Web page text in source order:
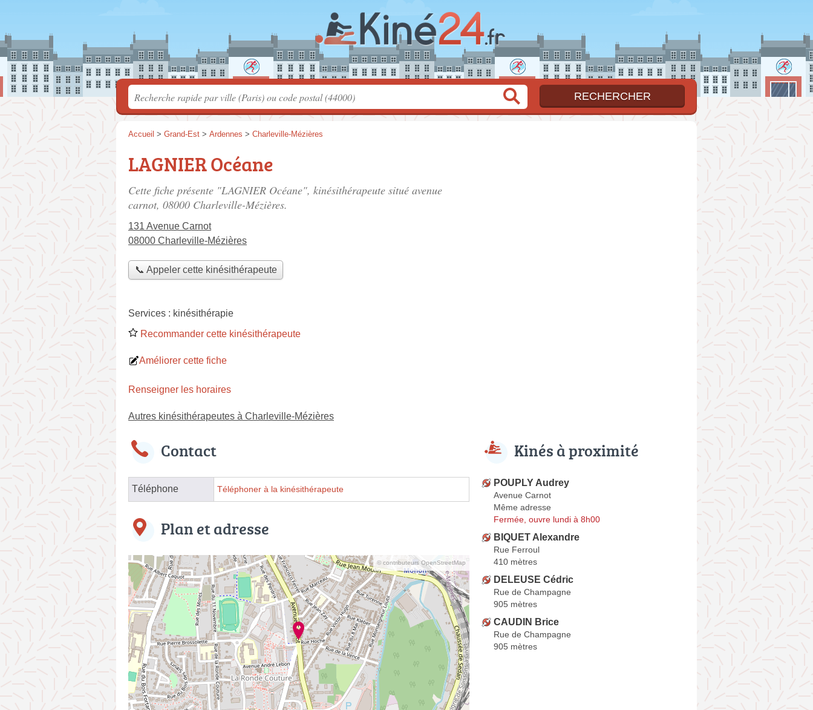
Accueil > Grand-Est > Ardennes > Charleville-Mézières
LAGNIER Océane
Cette fiche présente "LAGNIER Océane", kinésithérapeute situé avenue
carnot, 08000 Charleville-Mézières.
131 Avenue Carnot
08000 Charleville-Mézières
📞 Appeler cette kinésithérapeute
Services : kinésithérapie
Recommander cette kinésithérapeute
Améliorer cette fiche
Renseigner les horaires
Autres kinésithérapeutes à Charleville-Mézières
Contact
Téléphone Téléphoner à la kinésithérapeute
Plan et adresse
© contributeurs OpenStreetMap
Kinés à proximité
POUPLY Audrey
Avenue Carnot
Même adresse
Fermée, ouvre lundi à 8h00
BIQUET Alexandre
Rue Ferroul
410 mètres
DELEUSE Cédric
Rue de Champagne
905 mètres
CAUDIN Brice
Rue de Champagne
905 mètres